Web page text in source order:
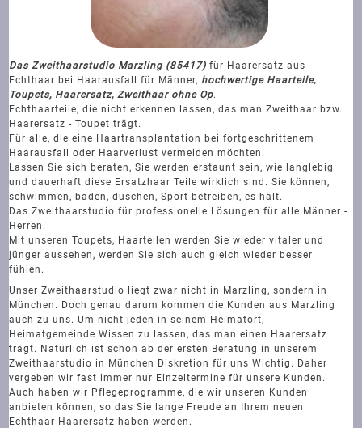
Das Zweithaarstudio Marzling (85417) für Haarersatz aus
Echthaar bei Haarausfall für Männer, hochwertige Haarteile,
Toupets, Haarersatz, Zweithaar ohne Op.
Echthaarteile, die nicht erkennen lassen, das man Zweithaar bzw.
Haarersatz - Toupet trägt.
Für alle, die eine Haartransplantation bei fortgeschrittenem
Haarausfall oder Haarverlust vermeiden möchten.
Lassen Sie sich beraten, Sie werden erstaunt sein, wie langlebig
und dauerhaft diese Ersatzhaar Teile wirklich sind. Sie können,
schwimmen, baden, duschen, Sport betreiben, es hält.
Das Zweithaarstudio für professionelle Lösungen für alle Männer -
Herren.
Mit unseren Toupets, Haarteilen werden Sie wieder vitaler und
jünger aussehen, werden Sie sich auch gleich wieder besser
fühlen.
Unser Zweithaarstudio liegt zwar nicht in Marzling, sondern in
München. Doch genau darum kommen die Kunden aus Marzling
auch zu uns. Um nicht jeden in seinem Heimatort,
Heimatgemeinde Wissen zu lassen, das man einen Haarersatz
trägt. Natürlich ist schon ab der ersten Beratung in unserem
Zweithaarstudio in München Diskretion für uns Wichtig. Daher
vergeben wir fast immer nur Einzeltermine für unsere Kunden.
Auch haben wir Pflegeprogramme, die wir unseren Kunden
anbieten können, so das Sie lange Freude an Ihrem neuen
Echthaar Haarersatz haben werden.